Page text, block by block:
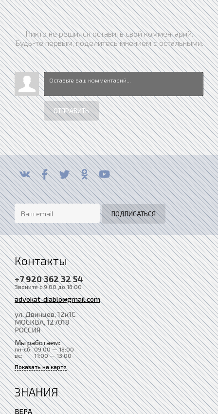
Никто не решился оставить свой комментарий.
Будь-те первым, поделитесь мнением с остальными.
ОТПРАВИТЬ
Контакты
+7 920 362 32 54
Звоните с 9:00 до 18:00
advokat-diablo@gmail.com
ул. Двинцев, 12к1С
МОСКВА, 127018
РОССИЯ
Мы работаем:
пн-сб: 09:00 — 18:00
вс:
11:00 — 13:00
Показать на карте
ЗНАНИЯ
ВЕРА